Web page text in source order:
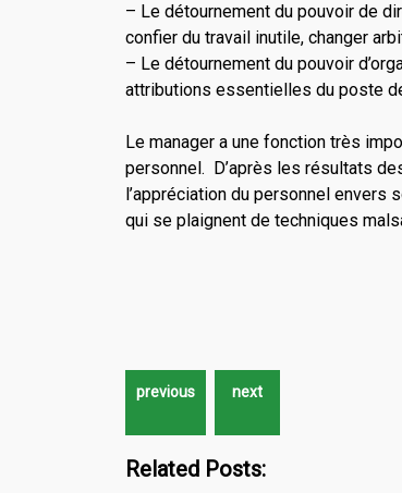
– Le détournement du pouvoir de
confier du travail inutile, changer
– Le détournement du pouvoir
attributions essentielles du poste
Le manager a une fonction très
personnel. D’après les résultats
l’appréciation du personnel envers
qui se plaignent de techniques
Related Posts: